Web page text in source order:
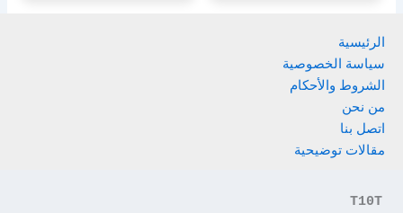
الرئيسية
سياسة الخصوصية
الشروط والأحكام
من نحن
اتصل بنا
مقالات توضيحية
T10T